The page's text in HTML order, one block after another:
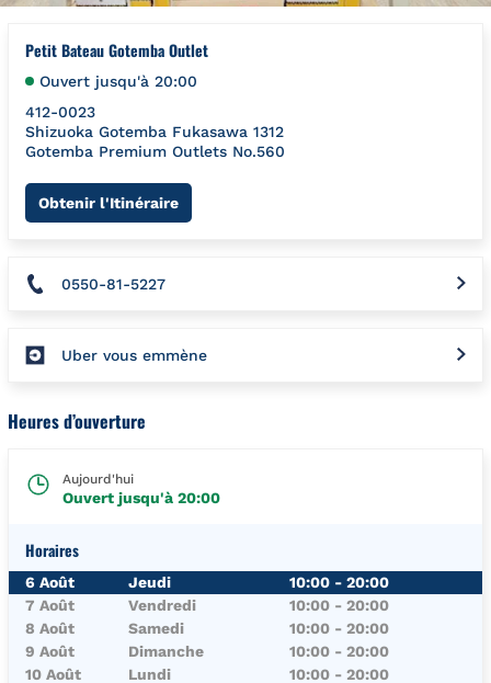
Petit Bateau Gotemba Outlet
Ouvert jusqu'à 20:00
412-0023
Shizuoka Gotemba Fukasawa 1312
Gotemba Premium Outlets No.560
Obtenir l'ItinéraireLink Opens in New Tab
0550-81-5227
Uber vous emmène
Heures d’ouverture
Aujourd'hui
Ouvert jusqu'à 20:00
Horaires
Jour de la SemaineHoraires
6 Août Jeudi 10:00 - 20:00
7 Août
Vendredi 10:00 - 20:00
8 Août
Samedi 10:00 - 20:00
9 Août
Dimanche 10:00 - 20:00
10 Août
Lundi 10:00 - 20:00